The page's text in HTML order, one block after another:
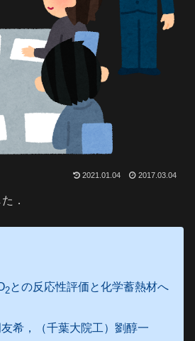
2021.01.04 2017.03.04
．
2との反応性評価と化学蓄熱材へ
友希，（千葉大院工）劉醇一